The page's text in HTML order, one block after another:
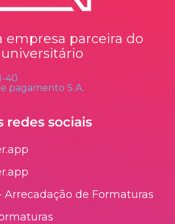
empresa parceira do
universitário
40
pagamento S.A.
redes sociais
Arrecadação de Formaturas